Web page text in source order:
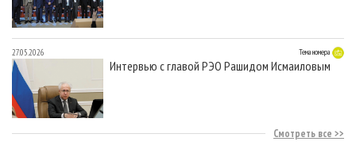
27.05.2026 Тема номера
Интервью с главой РЭО Рашидом Исмаиловым
Смотреть все